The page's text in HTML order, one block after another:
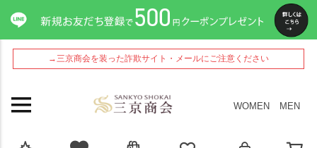
→三京商会を装った詐欺サイト・メールにご注意ください
WOMEN MEN
ペー
ジト
ップ
へ